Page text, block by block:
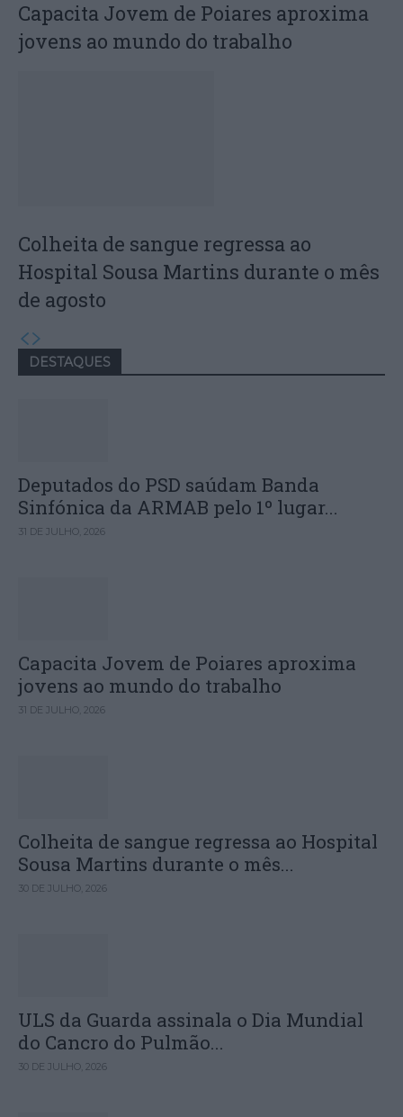
Capacita Jovem de Poiares aproxima
jovens ao mundo do trabalho
Colheita de sangue regressa ao
Hospital Sousa Martins durante o mês
de agosto
DESTAQUES
Deputados do PSD saúdam Banda
Sinfónica da ARMAB pelo 1º lugar...
31 DE JULHO, 2026
Capacita Jovem de Poiares aproxima
jovens ao mundo do trabalho
31 DE JULHO, 2026
Colheita de sangue regressa ao Hospital
Sousa Martins durante o mês...
30 DE JULHO, 2026
ULS da Guarda assinala o Dia Mundial
do Cancro do Pulmão...
30 DE JULHO, 2026